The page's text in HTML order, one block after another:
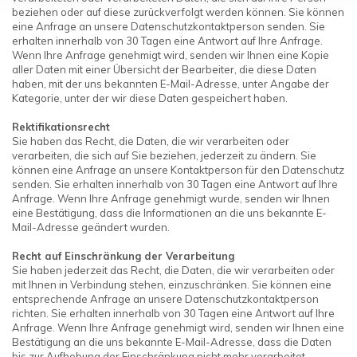
beziehen oder auf diese zurückverfolgt werden können. Sie können
eine Anfrage an unsere Datenschutzkontaktperson senden. Sie
erhalten innerhalb von 30 Tagen eine Antwort auf Ihre Anfrage.
Wenn Ihre Anfrage genehmigt wird, senden wir Ihnen eine Kopie
aller Daten mit einer Übersicht der Bearbeiter, die diese Daten
haben, mit der uns bekannten E-Mail-Adresse, unter Angabe der
Kategorie, unter der wir diese Daten gespeichert haben.
Rektifikationsrecht
Sie haben das Recht, die Daten, die wir verarbeiten oder
verarbeiten, die sich auf Sie beziehen, jederzeit zu ändern. Sie
können eine Anfrage an unsere Kontaktperson für den Datenschutz
senden. Sie erhalten innerhalb von 30 Tagen eine Antwort auf Ihre
Anfrage. Wenn Ihre Anfrage genehmigt wurde, senden wir Ihnen
eine Bestätigung, dass die Informationen an die uns bekannte E-
Mail-Adresse geändert wurden.
Recht auf Einschränkung der Verarbeitung
Sie haben jederzeit das Recht, die Daten, die wir verarbeiten oder
mit Ihnen in Verbindung stehen, einzuschränken. Sie können eine
entsprechende Anfrage an unsere Datenschutzkontaktperson
richten. Sie erhalten innerhalb von 30 Tagen eine Antwort auf Ihre
Anfrage. Wenn Ihre Anfrage genehmigt wird, senden wir Ihnen eine
Bestätigung an die uns bekannte E-Mail-Adresse, dass die Daten